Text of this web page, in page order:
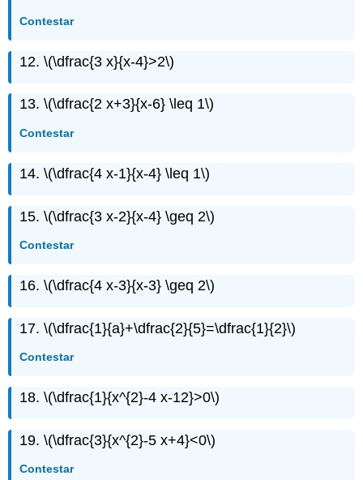
Contestar
12.\(\dfrac{3 x}{x-4}>2\)
13.\(\dfrac{2 x+3}{x-6} \leq 1\)
Contestar
14.\(\dfrac{4 x-1}{x-4} \leq 1\)
15.\(\dfrac{3 x-2}{x-4} \geq 2\)
Contestar
16.\(\dfrac{4 x-3}{x-3} \geq 2\)
17.\(\dfrac{1}{a}+\dfrac{2}{5}=\dfrac{1}{2}\)
Contestar
18.\(\dfrac{1}{x^{2}-4 x-12}>0\)
19.\(\dfrac{3}{x^{2}-5 x+4}<0\)
Contestar